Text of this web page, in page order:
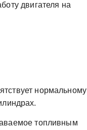
двигателя на
нормальному
топливным